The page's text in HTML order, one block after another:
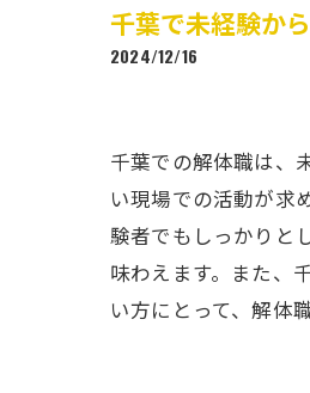
千葉で未経験か
2024/12/16
千葉での解体職は、
い現場での活動が求
験者でもしっかりと
味わえます。また、
い方にとって、解体